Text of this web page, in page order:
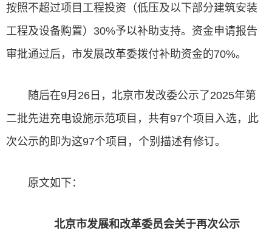
按照不超过项目工程投资（低压及以下部分建筑安装
工程及设备购置）30%予以补助支持。资金申请报告
审批通过后，市发展改革委拨付补助资金的70%。
随后在9月26日，北京市发改委公示了2025年第
二批先进充电设施示范项目，共有97个项目入选，此
次公示的即为这97个项目，个别描述有修订。
原文如下：
北京市发展和改革委员会关于再次公示